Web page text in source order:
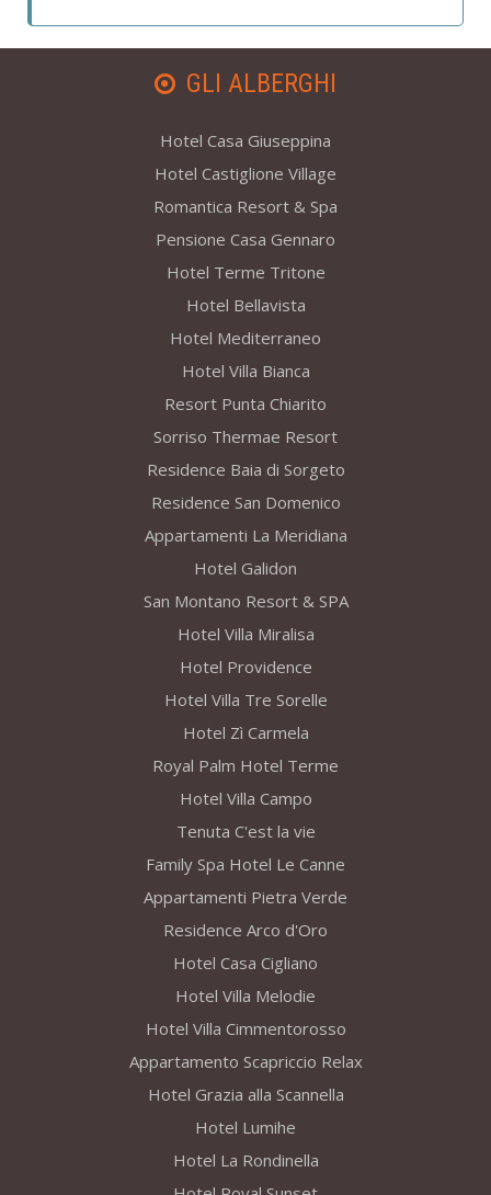
GLI ALBERGHI
Hotel Casa Giuseppina
Hotel Castiglione Village
Romantica Resort & Spa
Pensione Casa Gennaro
Hotel Terme Tritone
Hotel Bellavista
Hotel Mediterraneo
Hotel Villa Bianca
Resort Punta Chiarito
Sorriso Thermae Resort
Residence Baia di Sorgeto
Residence San Domenico
Appartamenti La Meridiana
Hotel Galidon
San Montano Resort & SPA
Hotel Villa Miralisa
Hotel Providence
Hotel Villa Tre Sorelle
Hotel Zì Carmela
Royal Palm Hotel Terme
Hotel Villa Campo
Tenuta C'est la vie
Family Spa Hotel Le Canne
Appartamenti Pietra Verde
Residence Arco d'Oro
Hotel Casa Cigliano
Hotel Villa Melodie
Hotel Villa Cimmentorosso
Appartamento Scapriccio Relax
Hotel Grazia alla Scannella
Hotel Lumihe
Hotel La Rondinella